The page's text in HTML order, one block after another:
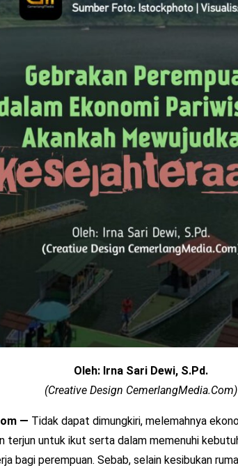
Oleh: Irna Sari Dewi, S.Pd.
(Creative Design CemerlangMedia.Com)
— Tidak dapat dimungkiri, melemahnya
terjun untuk ikut serta dalam memenuhi
bagi perempuan. Sebab, selain kesibukan